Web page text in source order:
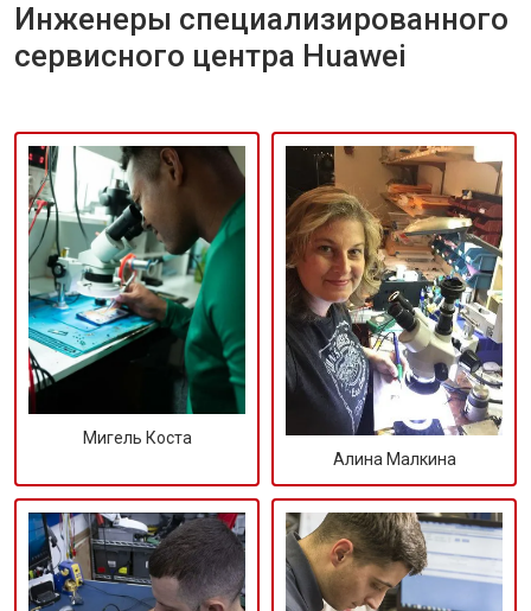
Инженеры специализированного
сервисного центра Huawei
Мигель Коста
Алина Малкина